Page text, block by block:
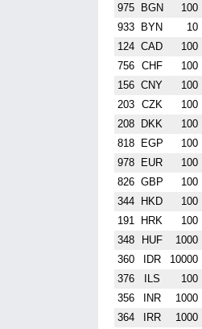
975 BGN 100
933 BYN 10
124 CAD 100
756 CHF 100
156 CNY 100
203 CZK 100
208 DKK 100
818 EGP 100
978 EUR 100
826 GBP 100
344 HKD 100
191 HRK 100
348 HUF 1000
360 IDR 10000
376 ILS 100
356 INR 1000
364 IRR 1000